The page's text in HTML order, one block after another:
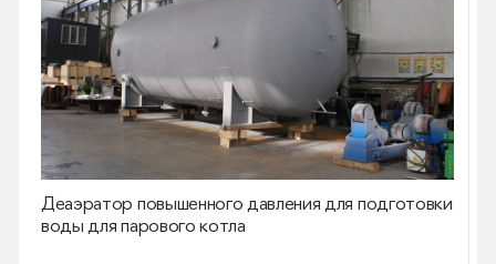
Деаэратор повышенного давления для подготовки
воды для парового котла